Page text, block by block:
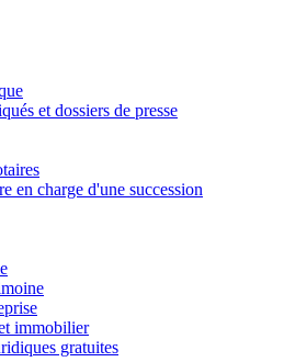
et dossiers de presse
en charge d'une succession
immobilier
gratuites